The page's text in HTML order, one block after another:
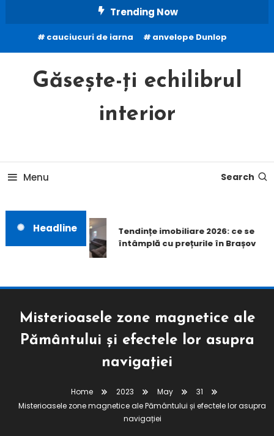
Content
Trending Now
cauciucuri de iarna anvelope Dunlop
Găsește-ți echilibrul
interior
Menu Search
Headline
Tendințe imobiliare 2026: ce se
întâmplă cu prețurile în Brașov
Misterioasele zone magnetice ale
Pământului și efectele lor asupra
navigației
Home 2023 May
31
Misterioasele zone magnetice ale Pământului și efectele lor asupra
navigației